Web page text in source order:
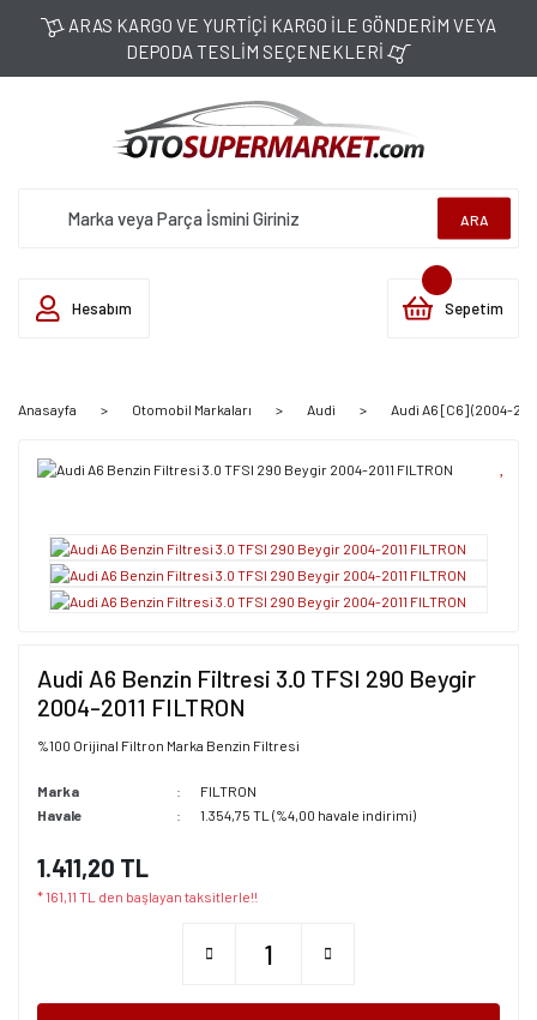
ARAS KARGO VE YURTİÇİ KARGO İLE GÖNDERİM VEYA
DEPODA TESLİM SEÇENEKLERİ
ARA
Hesabım Sepetim
Anasayfa Otomobil Markaları Audi Audi A6 [C6] (2004-
Audi A6 Benzin Filtresi 3.0 TFSI 290 Beygir
2004-2011 FILTRON
%100 Orijinal Filtron Marka Benzin Filtresi
Marka
FILTRON
Havale
1.354,75 TL (%4,00 havale indirimi)
1.411,20 TL
* 161,11 TL den başlayan taksitlerle!!